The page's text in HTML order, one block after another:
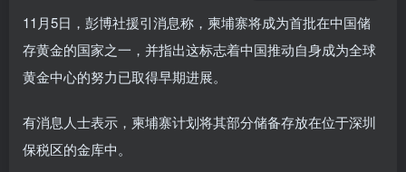
11月5日，彭博社援引消息称，柬埔寨将成为首批在中国储
存黄金的国家之一，并指出这标志着中国推动自身成为全球
黄金中心的努力已取得早期进展。
有消息人士表示，柬埔寨计划将其部分储备存放在位于深圳
保税区的金库中。